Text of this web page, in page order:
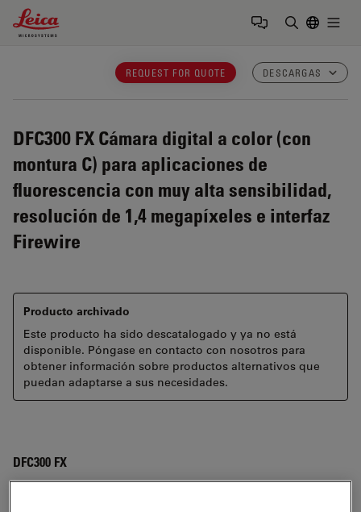
Leica Microsystems Logo
REQUEST FOR QUOTE DESCARGAS
DFC300 FX Cámara digital a color (con
montura C) para aplicaciones de
fluorescencia con muy alta sensibilidad,
resolución de 1,4 megapíxeles e interfaz
Firewire
Producto archivado
Este producto ha sido descatalogado y ya no está
disponible. Póngase en contacto con nosotros para
obtener información sobre productos alternativos que
puedan adaptarse a sus necesidades.
DFC300 FX